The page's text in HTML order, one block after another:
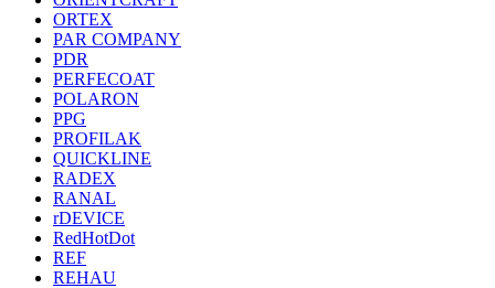
ORTEX
PAR COMPANY
PDR
PERFECOAT
POLARON
PPG
PROFILAK
QUICKLINE
RADEX
RANAL
rDEVICE
RedHotDot
REF
REHAU